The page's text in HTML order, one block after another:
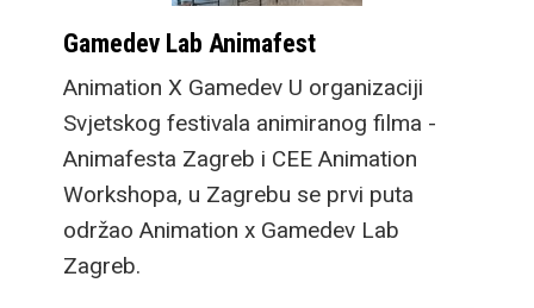
Gamedev Lab Animafest
Animation X Gamedev U organizaciji
Svjetskog festivala animiranog filma -
Animafesta Zagreb i CEE Animation
Workshopa, u Zagrebu se prvi puta
održao Animation x Gamedev Lab
Zagreb.